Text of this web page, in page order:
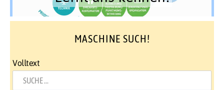
MASCHINE SUCH!
Volltext